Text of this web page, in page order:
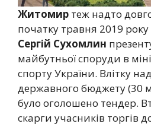
Житомир теж надто
початку травня 2019
Сергій Сухомлин
майбутньої споруди в
спорту України. Влітку
державного бюджету (30
було оголошено тендер.
скарги учасників торгів